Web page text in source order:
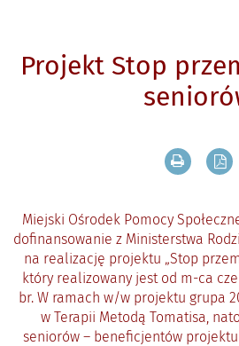
Projekt Stop
Drukuj
Miejski Ośrodek Pomocy
dofinansowanie z Ministerstwa
na realizację projektu „Stop
który realizowany jest od m-ca
br. W ramach w/w projektu grupa
w Terapii Metodą Tomatisa,
seniorów – beneficjentów